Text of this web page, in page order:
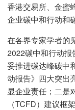
香港交易所、金蜜
企业碳中和行动和
在各界专家学者的
2022碳中和行动报
妥推进碳达峰碳中
动报告》四大突出
显企业责任；二是
（TCFD）建议框